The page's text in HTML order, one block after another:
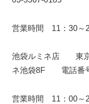
営業時間 11：30～
池袋ルミネ店 東京
ネ池袋8F 電話番
営業時間 11：00～